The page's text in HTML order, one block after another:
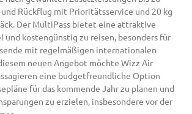
und Rückflug mit Prioritätsservice und 20 kg
Der MultiPass bietet eine attraktive
kostengünstig zu reisen, besonders für
mit regelmäßigen internationalen
neuen Angebot möchte Wizz Air
eine budgetfreundliche Option
für das kommende Jahr zu planen und
zu erzielen, insbesondere vor der